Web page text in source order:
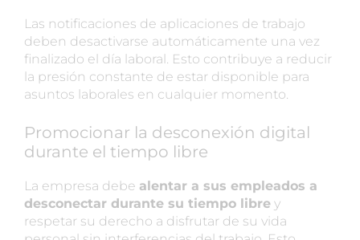
Las notificaciones de aplicaciones de trabajo
deben desactivarse automáticamente una vez
finalizado el día laboral. Esto contribuye a reducir
la presión constante de estar disponible para
asuntos laborales en cualquier momento.
Promocionar la desconexión digital
durante el tiempo libre
La empresa debe alentar a sus empleados a
desconectar durante su tiempo libre y
respetar su derecho a disfrutar de su vida